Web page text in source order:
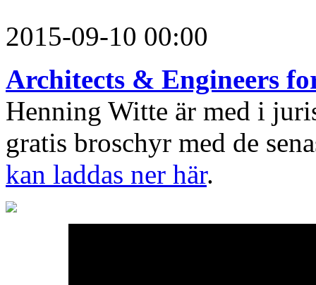
2015-09-10 00:00
Architects & Engineers
Henning Witte är med i
gratis broschyr med de
kan laddas ner här.